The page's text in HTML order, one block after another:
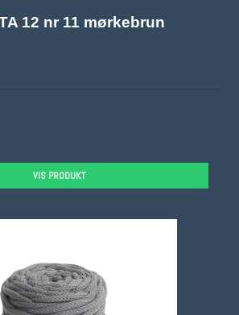
12 nr 11 mørkebrun
VIS PRODUKT